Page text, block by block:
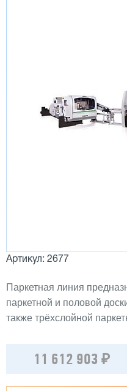
Артикул: 2677
Паркетная линия
паркетной и половой
также трёхслойной
11 612 903 ₽